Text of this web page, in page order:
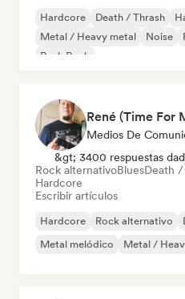
Hardcore Death / Thrash
Metal / Heavy metal
Noise
Punk Rock
René (Time For
Medios De
&gt; 3400 respuestas
Rock alternativoBluesDeath /
Hardcore
Escribir artículos
Hardcore Rock alternativo
Metal melódico
Metal /